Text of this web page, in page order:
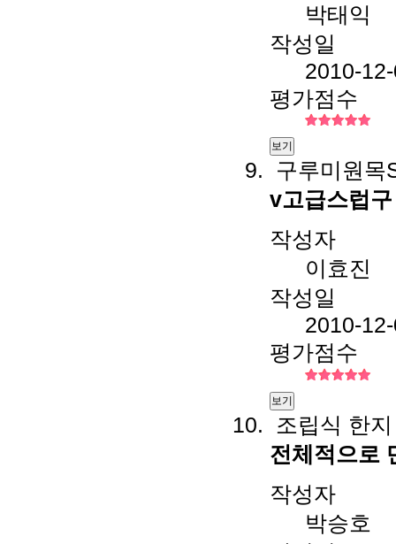
박태익
작성일
2010-
평가점수
보기
구루미원목
v고급스럽
작성자
이효진
작성일
2010-
평가점수
보기
조립식 한
전체적으로
작성자
박승호